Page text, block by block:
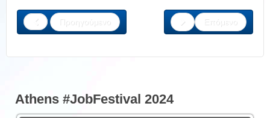
Προηγούμενο Επόμενο
Athens #JobFestival 2024